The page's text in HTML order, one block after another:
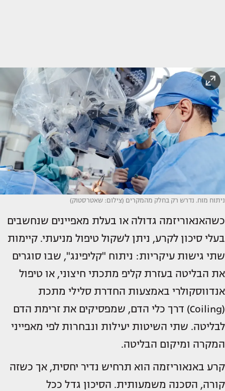
ניתוח מוח. נדרש רק בחלק מהמקרים (צילום: שאטרסטוק)
כשהאנאוריזמה גדולה או בעלת מאפיינים שנחשבים
בעלי סיכון לקרע, ניתן לשקול טיפול מניעתי. קיימות
שתי גישות עיקריות: ניתוח "קליפינג", שבו סוגרים
את הבליטה בעזרת קליפ מתכתי חיצוני, או טיפול
אנדווסקולרי באמצעות החדרת סלילי מתכת
(Coiling) דרך כלי הדם, שמפסיקים את זרימת הדם
לבליטה. שתי השיטות יעילות ונבחרות לפי מאפייני
המקרה ומיקום הבליטה.
קרע באנאוריזמה הוא תרחיש נדיר יחסית, אך כשזה
קורה, הסכנה משמעותית. הסיכון גדל ככל